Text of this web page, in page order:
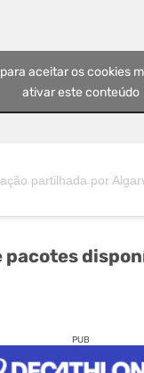
aceitar os cookies
ativar este conteúdo
pacotes
PUB